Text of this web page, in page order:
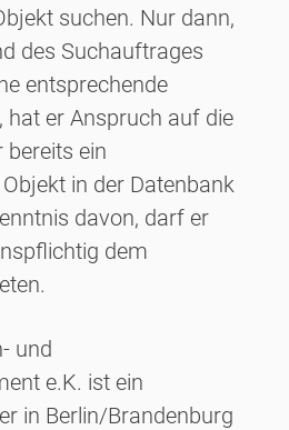
suchen. Nur dann,
des Suchauftrages
entsprechende
hat er Anspruch auf die
bereits ein
in der Datenbank
davon, darf er
dem
und
e.K. ist ein
in Berlin/Brandenburg